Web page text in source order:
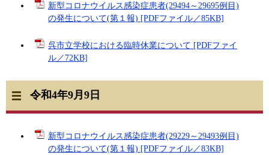
新型コロナウイルス感染症患者(29494～29695例目)
の発生について(第１報) [PDFファイル／85KB]
呉市立学校における臨時休業について [PDFファイ
ル／72KB]
令和4年9月9日
新型コロナウイルス感染症患者(29229～29493例目)
の発生について(第１報) [PDFファイル／83KB]